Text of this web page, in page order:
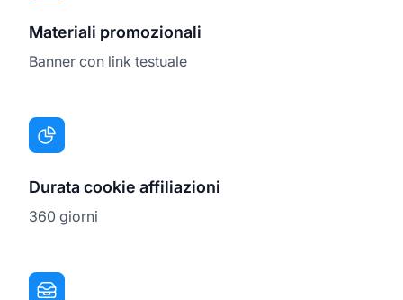
Materiali promozionali
Banner con link testuale
Durata cookie affiliazioni
360 giorni